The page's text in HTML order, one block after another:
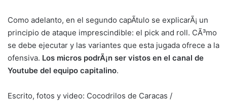
Como adelanto, en el segundo capÃ­tulo se explicarÃ¡ un
principio de ataque imprescindible: el pick and roll. CÃ³mo
se debe ejecutar y las variantes que esta jugada ofrece a la
ofensiva. Los micros podrÃ¡n ser vistos en el canal de
Youtube del equipo capitalino.
Escrito, fotos y video: Cocodrilos de Caracas /